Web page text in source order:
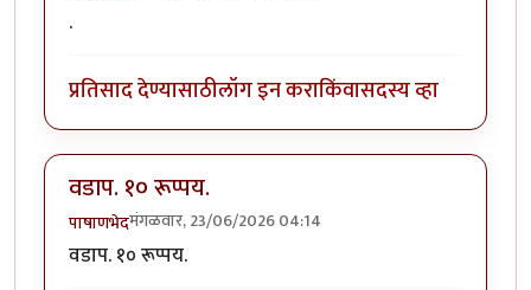
.
प्रतिसाद देण्यासाठीलॉग इन कराकिंवासदस्य व्हा
वडाप. १० रूप्पय.
पाषाणभेदमंगळवार, 23/06/2026 04:14
वडाप. १० रूप्पय.